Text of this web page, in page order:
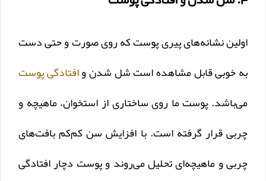
اولین نشانه‌های پیری پوست که روی صورت و حتی دست
به خوبی قابل مشاهده است شل شدن وافتادگی پوست
می‌باشد. پوست ما روی ساختاری از استخوان، ماهیچه و
چربی قرار گرفته است. با افزایش سن کم‌کم بافت‌های
چربی و ماهیچه‌ای تحلیل می‌روند و پوست دچار افتادگی